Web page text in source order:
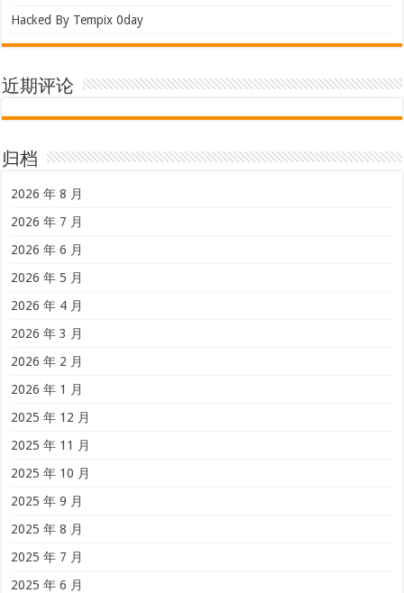
Hacked By Tempix 0day
近期评论
归档
2026 年 8 月
2026 年 7 月
2026 年 6 月
2026 年 5 月
2026 年 4 月
2026 年 3 月
2026 年 2 月
2026 年 1 月
2025 年 12 月
2025 年 11 月
2025 年 10 月
2025 年 9 月
2025 年 8 月
2025 年 7 月
2025 年 6 月